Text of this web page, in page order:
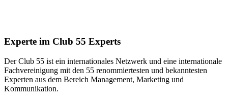
Experte im Club 55 Experts
Der Club 55 ist ein internationales Netzwerk und eine internationale
Fachvereinigung mit den 55 renommiertesten und bekanntesten
Experten aus dem Bereich Management, Marketing und
Kommunikation.